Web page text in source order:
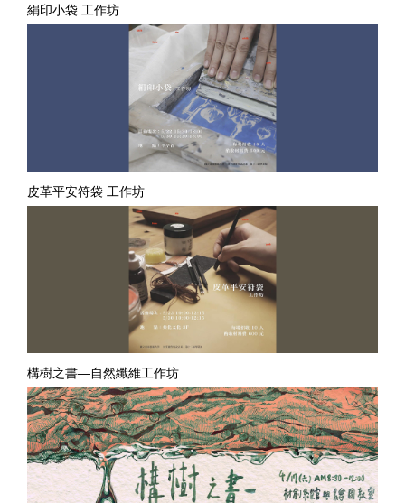
絹印小袋 工作坊
皮革平安符袋 工作坊
構樹之書—自然纖維工作坊